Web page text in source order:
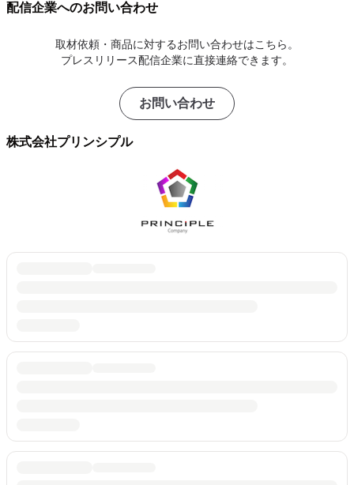
配信企業へのお問い合わせ
取材依頼・商品に対するお問い合わせはこちら。
プレスリリース配信企業に直接連絡できます。
お問い合わせ
株式会社プリンシプル